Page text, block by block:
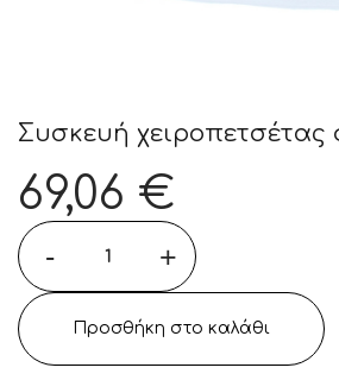
Συσκευή χειροπετσέτας
69,06 €
- +
Προσθήκη στο καλάθι